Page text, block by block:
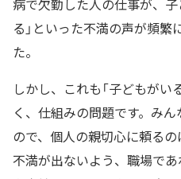
る」といった不満の声が頻
た。
しかし、これも「子どもがい
く、仕組みの問題です。み
ので、個人の親切心に頼る
不満が出ないよう、職場で